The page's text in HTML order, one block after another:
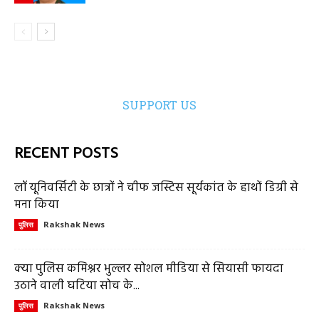
SUPPORT US
RECENT POSTS
लॉ यूनिवर्सिटी के छात्रों ने चीफ जस्टिस सूर्यकांत के हाथों डिग्री से
मना किया
पुलिस Rakshak News
क्या पुलिस कमिश्नर भुल्लर सोशल मीडिया से सियासी फायदा
उठाने वाली घटिया सोच के...
पुलिस Rakshak News